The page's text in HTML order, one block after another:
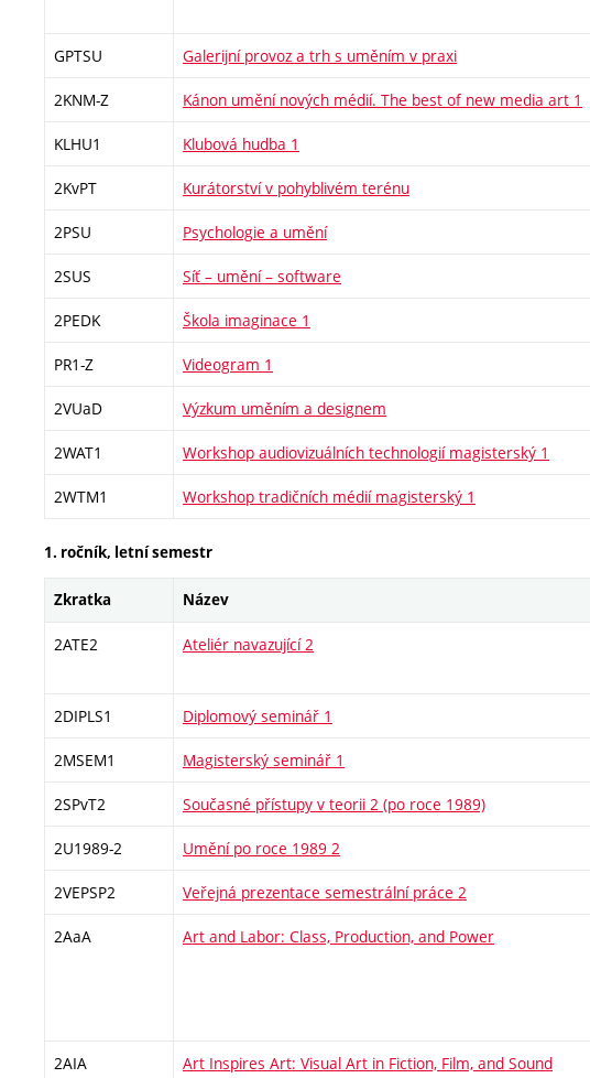
GPTSU Galerijní provoz a trh s uměním v praxi
2KNM-Z Kánon umění nových médií. The best of new media art 1
KLHU1 Klubová hudba 1
2KvPT Kurátorství v pohyblivém terénu
2PSU Psychologie a umění
2SUS Síť – umění – software
2PEDK Škola imaginace 1
PR1-Z Videogram 1
2VUaD Výzkum uměním a designem
2WAT1 Workshop audiovizuálních technologií magisterský 1
2WTM1 Workshop tradičních médií magisterský 1
1. ročník, letní semestr
Zkratka Název
2ATE2 Ateliér navazující 2
2DIPLS1 Diplomový seminář 1
2MSEM1 Magisterský seminář 1
2SPvT2 Současné přístupy v teorii 2 (po roce 1989)
2U1989-2 Umění po roce 1989 2
2VEPSP2 Veřejná prezentace semestrální práce 2
2AaA Art and Labor: Class, Production, and Power
2AIA Art Inspires Art: Visual Art in Fiction, Film, and Sound